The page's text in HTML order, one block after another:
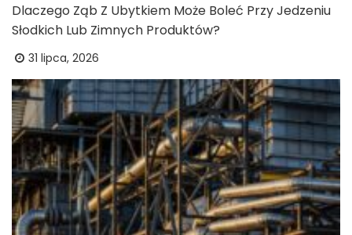
Dlaczego Ząb Z Ubytkiem Może Boleć Przy Jedzeniu
Słodkich Lub Zimnych Produktów?
31 lipca, 2026